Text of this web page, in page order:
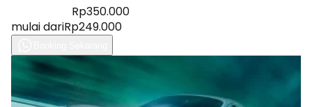
Rp350.000
mulai dariRp249.000